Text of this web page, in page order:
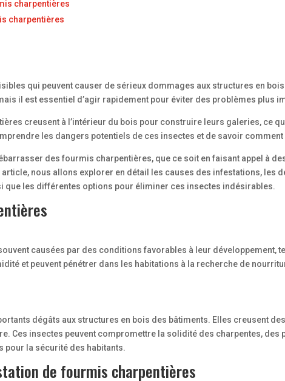
charpentières
charpentières
qui peuvent causer de sérieux dommages aux structures en
il est essentiel d’agir rapidement pour éviter des problèmes plus
creusent à l’intérieur du bois pour construire leurs galeries, ce
les dangers potentiels de ces insectes et de savoir
des fourmis charpentières, que ce soit en faisant appel à
nous allons explorer en détail les causes des infestations, les
que les différentes options pour éliminer ces insectes indésirables.
causées par des conditions favorables à leur développement,
et peuvent pénétrer dans les habitations à la recherche de
dégâts aux structures en bois des bâtiments. Elles creusent
Ces insectes peuvent compromettre la solidité des charpentes, des
pour la sécurité des habitants.
de fourmis charpentières